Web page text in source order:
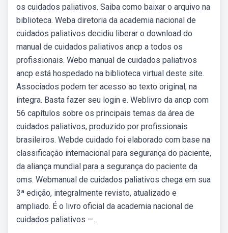
os cuidados paliativos. Saiba como baixar o arquivo na
biblioteca. Weba diretoria da academia nacional de
cuidados paliativos decidiu liberar o download do
manual de cuidados paliativos ancp a todos os
profissionais. Webo manual de cuidados paliativos
ancp está hospedado na biblioteca virtual deste site.
Associados podem ter acesso ao texto original, na
íntegra. Basta fazer seu login e. Weblivro da ancp com
56 capítulos sobre os principais temas da área de
cuidados paliativos, produzido por profissionais
brasileiros. Webde cuidado foi elaborado com base na
classificação internacional para segurança do paciente,
da aliança mundial para a segurança do paciente da
oms. Webmanual de cuidados paliativos chega em sua
3ª edição, integralmente revisto, atualizado e
ampliado. É o livro oficial da academia nacional de
cuidados paliativos —.